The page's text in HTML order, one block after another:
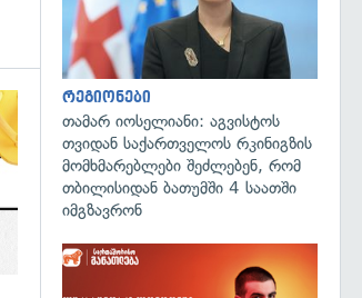
გადახედვა
რეგიონები
თამარ იოსელიანი: აგვისტოს
თვიდან საქართველოს რკინიგზის
მომხმარებლები შეძლებენ, რომ
თბილისიდან ბათუმში 4 საათში
იმგზავრონ